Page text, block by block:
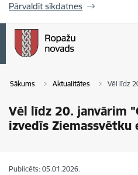
Pārvaldīt sīkdatnes
Sākums Aktualitātes Vēl līdz
Vēl līdz 20. janvārim
izvedīs Ziemassvētku
Publicēts: 05.01.2026.